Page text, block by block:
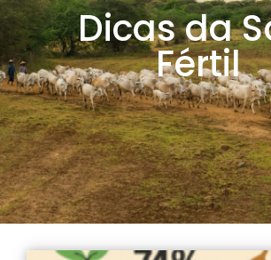
Dicas da
Fértil